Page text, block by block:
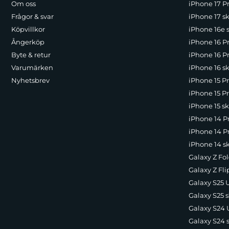
Moto G10 Power Fodral
passar dig som vill ha mer
både framsida och baksida och rymmer samtidigt
videoklipp, videosamtal och film, medan den
Skärmskydd – extra trygghet för displayen
i härdat glas ger ett
Härdat glas med hög transparens bevarar färger,
ytbehandling hjälper till att minska fingeravtryck
Förbättrat skydd mot repor, stötar och tapp
Om oss
Frågor & svar
Köpvillkor
Ångerköp
Byte & retur
Varumärken
Nyhetsbrev
iPhone 17
iPhone 17
iPhone 16e
iPhone 16
iPhone 16
iPhone 16
iPhone 15
iPhone 15
iPhone 15
iPhone 14
iPhone 14
iPhone 14
Galaxy Z
Galaxy Z
Galaxy S25
Galaxy S25
Galaxy S24
Galaxy S24